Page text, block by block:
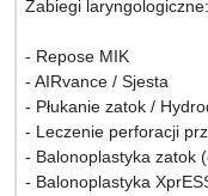
Zabiegi laryngologiczne:
- Repose MIK
- AIRvance / Sjesta
- Płukanie zatok /
- Leczenie perforacji
- Balonoplastyka zatok
- Balonoplastyka